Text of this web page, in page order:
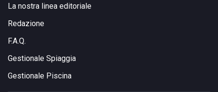
La nostra linea editoriale
Redazione
F.A.Q.
Gestionale Spiaggia
Gestionale Piscina